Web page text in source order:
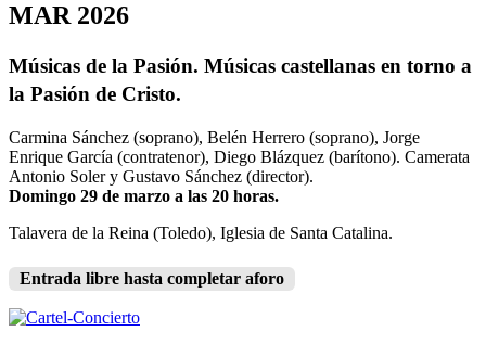
MAR 2026
Músicas de la Pasión. Músicas castellanas en torno a
la Pasión de Cristo.
Carmina Sánchez (soprano), Belén Herrero (soprano), Jorge
Enrique García (contratenor), Diego Blázquez (barítono). Camerata
Antonio Soler y Gustavo Sánchez (director).
Domingo 29 de marzo a las 20 horas.
Talavera de la Reina (Toledo), Iglesia de Santa Catalina.
Entrada libre hasta completar aforo